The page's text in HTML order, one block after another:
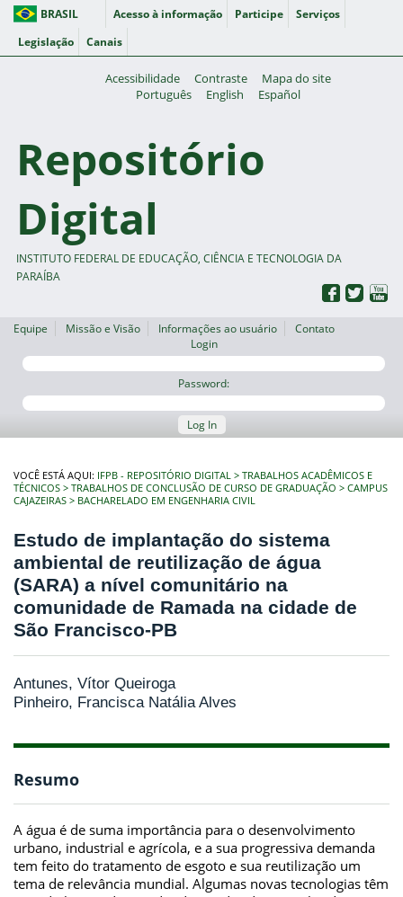
BRASIL Acesso à informação Participe
Serviços
Legislação
Canais
Acessibilidade Contraste
Mapa do site
Português
English Español
Repositório
Digital
INSTITUTO FEDERAL DE EDUCAÇÃO, CIÊNCIA E TECNOLOGIA DA
PARAÍBA
Equipe Missão e Visão Informações ao usuário
Contato
Login
Password:
Log In
VOCÊ ESTÁ AQUI: IFPB - REPOSITÓRIO DIGITAL
TRABALHOS ACADÊMICOS E
TÉCNICOS
TRABALHOS DE CONCLUSÃO DE CURSO DE GRADUAÇÃO
CAMPUS
CAJAZEIRAS
BACHARELADO EM ENGENHARIA CIVIL
Estudo de implantação do sistema
ambiental de reutilização de água
(SARA) a nível comunitário na
comunidade de Ramada na cidade de
São Francisco-PB
Antunes, Vítor Queiroga
Pinheiro, Francisca Natália Alves
Resumo
A água é de suma importância para o desenvolvimento
urbano, industrial e agrícola, e a sua progressiva demanda
tem feito do tratamento de esgoto e sua reutilização um
tema de relevância mundial. Algumas novas tecnologias têm